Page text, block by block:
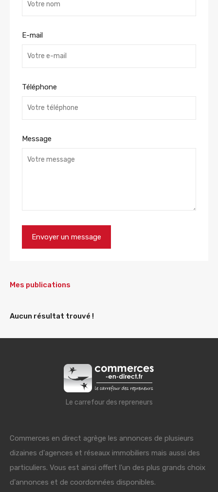
E-mail
Téléphone
Message
Mes publications
Aucun résultat trouvé !
Le carrefour des repreneurs
Commerces en direct agrège les annonces de plusieurs
dizaines d'agences et réseaux immobiliers mais aussi des
particuliers. Vous est ainsi offert l'un des plus grands choix
d'annonces et de coordonnées disponibles.